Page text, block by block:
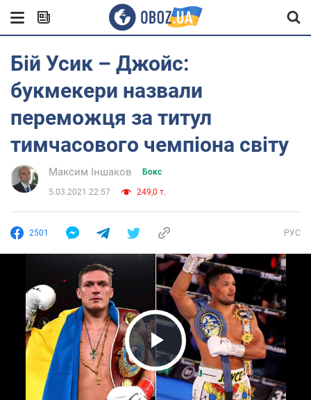
Бій Усик – Джойс:
букмекери назвали
переможця за титул
тимчасового чемпіона світу
Максим Іншаков Бокс
5.03.2021 22:57 249,0 т.
2501 РУС
Play Video